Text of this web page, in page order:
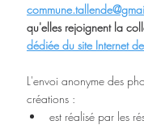
qu'elles rejoignent la
dédiée du site Internet
L'envoi anonyme des
créations :
est réalisé par les